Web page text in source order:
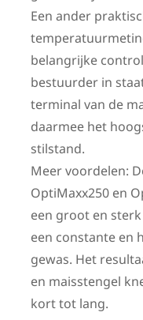
Een ander
belangrijke
bestuurder in
terminal van de
daarmee het
stilstand.
Meer voordelen:
OptiMaxx250 en
een groot en
een constante en
gewas. Het
en maisstengel
kort tot lang.